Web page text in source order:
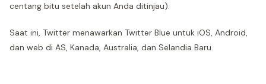
centang bitu setelah akun Anda ditinjau).
Saat ini, Twitter menawarkan Twitter Blue untuk iOS, Android,
dan web di AS, Kanada, Australia, dan Selandia Baru.